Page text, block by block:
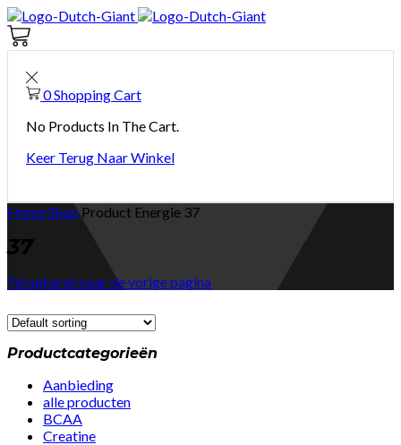
0Shopping Cart
No Products In The Cart.
Keer Terug Naar Winkel
HomeShop Product Energie 37
37
Terugkeren naar de vorige pagina
Productcategorieën
Aanbieding
alle producten
BCAA
Creatine